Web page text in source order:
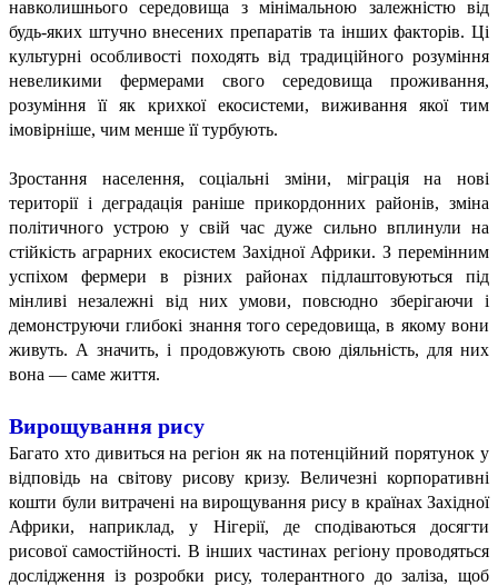
навколишнього середовища з мінімальною залежністю від
будь-яких штучно внесених препаратів та інших факторів. Ці
культурні особливості походять від традиційного розуміння
невеликими фермерами свого середовища проживання,
розуміння її як крихкої екосистеми, виживання якої тим
імовірніше, чим менше її турбують.
Зростання населення, соціальні зміни, міграція на нові
території і деградація раніше прикордонних районів, зміна
політичного устрою у свій час дуже сильно вплинули на
стійкість аграрних екосистем Західної Африки. З перемінним
успіхом фермери в різних районах підлаштовуються під
мінливі незалежні від них умови, повсюдно зберігаючи і
демонструючи глибокі знання того середовища, в якому вони
живуть. А значить, і продовжують свою діяльність, для них
вона — саме життя.
Вирощування рису
Багато хто дивиться на регіон як на потенційний порятунок у
відповідь на світову рисову кризу. Величезні корпоративні
кошти були витрачені на вирощування рису в країнах Західної
Африки, наприклад, у Нігерії, де сподіваються досягти
рисової самостійності. В інших частинах регіону проводяться
дослідження із розробки рису, толерантного до заліза, щоб